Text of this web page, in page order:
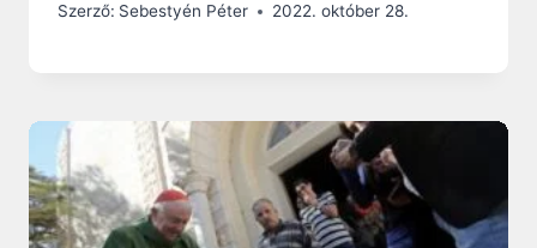
Szerző: Sebestyén Péter 2022. október 28.